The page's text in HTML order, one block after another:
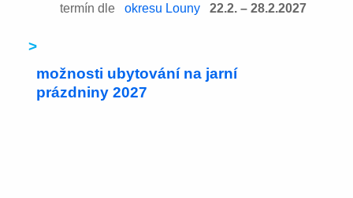
termín dle okresu Louny 22.2. – 28.2.2027
>
možnosti ubytování na jarní
prázdniny 2027